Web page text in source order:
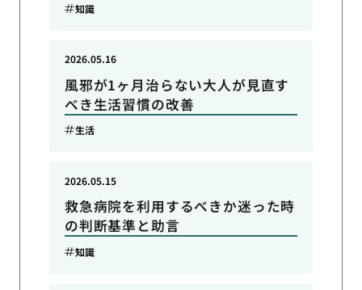
知識
風邪が1ヶ月治らない大人が見直す
べき生活習慣の改善
2026.05.16
生活
救急病院を利用するべきか迷った時
の判断基準と助言
2026.05.15
知識